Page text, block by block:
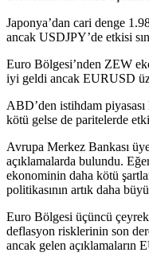
Japonya’dan cari denge
ancak USDJPY’de etkisi
Euro Bölgesi’nden ZEW
iyi geldi ancak EURUSD
ABD’den istihdam
kötü gelse de paritelerde
Avrupa Merkez Bankası
açıklamalarda bulundu.
ekonominin daha kötü
politikasının artık daha
Euro Bölgesi üçüncü
deflasyon risklerinin son
ancak gelen açıklamaların